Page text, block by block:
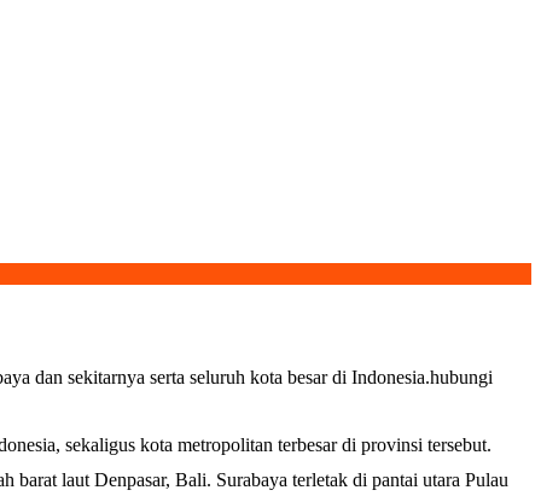
dan sekitarnya serta seluruh kota besar di Indonesia.hubungi
barat laut Denpasar, Bali. Surabaya terletak di pantai utara Pulau